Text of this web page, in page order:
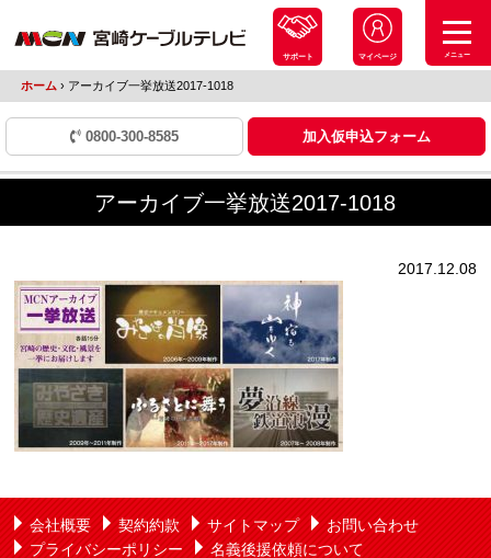
サポート マイページ メニュー
ホーム ›アーカイブ一挙放送2017-1018
0800-300-8585 加入仮申込フォーム
アーカイブ一挙放送2017-1018
2017.12.08
会社概要 契約約款 サイトマップ
お問い合わせ
プライバシーポリシー
名義後援依頼について